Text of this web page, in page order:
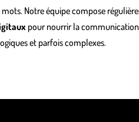
Notre équipe compose
pour nourrir la
et parfois complexes.